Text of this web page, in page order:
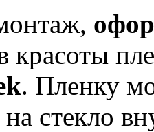
красоты
. Пленку
стекло